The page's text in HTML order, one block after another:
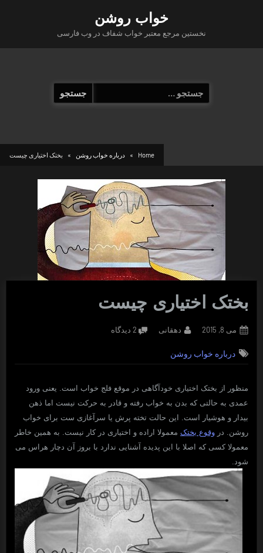
خواب روشن
نخستین مرجع معتبر خواب شفاف در وب فارسی
جستجو
برای:
Home درباره خواب روشن بختک اختیاری چیست
بختک اختیاری چیست
Posted
می 8, 2015 By
دهقانی 2 دیدگاه
چیست
درباره خواب روشن
منظور از بختک اختیاری خودآگاهی در موقع فلج خواب است. یعنی ورود
عمدی به حالتی که بدن به خواب رفته و قادر به حرکت نیست اما ذهن
بیدار و هوشیار است. این حالت تخته پرش یا سرآغازی ست برای خواب
روشن. در وقوع بختک معمولا اراده و اختیاری در کار نیست. به همین خاطر
معمولا کسی که اصلا با این پدیده آشنایی ندارد با بروز آن دچار هراس می
شود.